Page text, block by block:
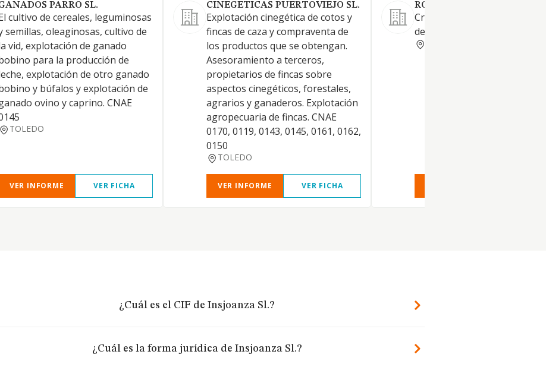
PARRO SL.
cultivo de cereales, leguminosas
semillas, oleaginosas, cultivo de
vid, explotación de ganado
para la producción de
explotación de otro ganado
y búfalos y explotación de
ovino y caprino. CNAE
TOLEDO
VER INFORME VER FICHA
CINEGETICAS PUERTOVIEJO SL.
Explotación cinegética de cotos y
fincas de caza y compraventa de
los productos que se obtengan.
Asesoramiento a terceros,
propietarios de fincas sobre
aspectos cinegéticos, forestales,
agrarios y ganaderos. Explotación
agropecuaria de fincas. CNAE
0170, 0119, 0143, 0145, 0161, 0162,
0150
TOLEDO
VER INFORME VER FICHA
ROYCU SL
Cría, engorde y
de ganado ovino y caprino
¿Cuál es el CIF de Insjoanza Sl.?
¿Cuál es la forma jurídica de Insjoanza Sl.?